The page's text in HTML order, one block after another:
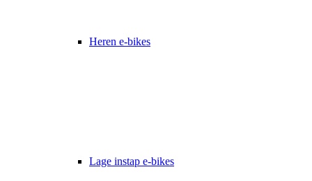
Heren e-bikes
Lage instap e-bikes